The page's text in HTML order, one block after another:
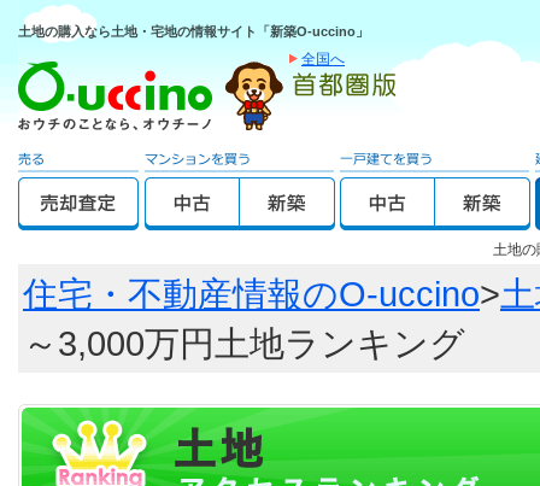
土地の購入なら土地・宅地の情報サイト「新築O-uccino」
全国へ
土地
住宅・不動産情報のO-uccino>
～3,000万円土地ランキング